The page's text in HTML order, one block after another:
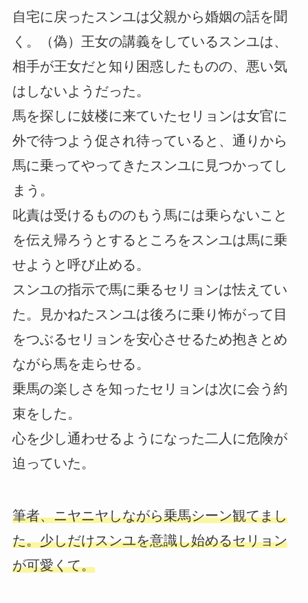
自宅に戻ったスンユは父親から婚姻の話を聞
く。（偽）王女の講義をしているスンユは、
相手が王女だと知り困惑したものの、悪い気
はしないようだった。
馬を探しに妓楼に来ていたセリョンは女官に
外で待つよう促され待っていると、通りから
馬に乗ってやってきたスンユに見つかってし
まう。
叱責は受けるもののもう馬には乗らないこと
を伝え帰ろうとするところをスンユは馬に乗
せようと呼び止める。
スンユの指示で馬に乗るセリョンは怯えてい
た。見かねたスンユは後ろに乗り怖がって目
をつぶるセリョンを安心させるため抱きとめ
ながら馬を走らせる。
乗馬の楽しさを知ったセリョンは次に会う約
束をした。
心を少し通わせるようになった二人に危険が
迫っていた。
筆者、ニヤニヤしながら乗馬シーン観てまし
た。少しだけスンユを意識し始めるセリョン
が可愛くて。